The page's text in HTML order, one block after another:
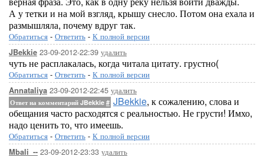
А у тетки и на мой взгляд, крышу снесло. Потом она ехала и
размышляла, почему вдруг так.
Обратиться - Ответить - К полной версии
JBekkie 23-09-2012-22:39 удалить
чуть не расплакалась, когда читала цитату. грустно(
Обратиться - Ответить - К полной версии
Annataliya 23-09-2012-22:45 удалить
Ответ на комментарий JBekkie # JBekkie, к сожалению, слова и
обещания часто расходятся с реальностью. Не грусти! Имхо,
надо ценить то, что имеешь.
Обратиться - Ответить - К полной версии
Mbali_-- 23-09-2012-23:33 удалить